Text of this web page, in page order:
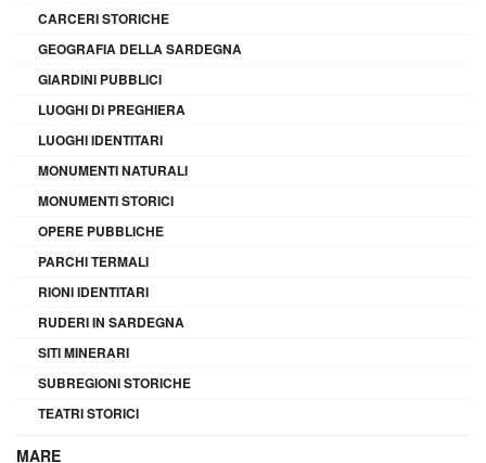
CARCERI STORICHE
GEOGRAFIA DELLA SARDEGNA
GIARDINI PUBBLICI
LUOGHI DI PREGHIERA
LUOGHI IDENTITARI
MONUMENTI NATURALI
MONUMENTI STORICI
OPERE PUBBLICHE
PARCHI TERMALI
RIONI IDENTITARI
RUDERI IN SARDEGNA
SITI MINERARI
SUBREGIONI STORICHE
TEATRI STORICI
MARE